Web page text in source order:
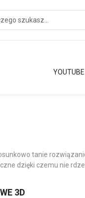
YOUTUBE
tanie
dzięki czemu nie
3D